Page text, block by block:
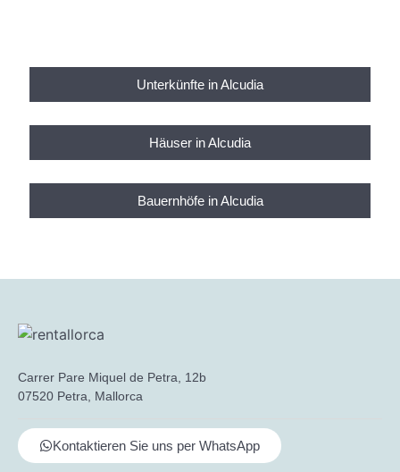
Unterkünfte in Alcudia
Häuser in Alcudia
Bauernhöfe in Alcudia
Carrer Pare Miquel de Petra, 12b
07520 Petra, Mallorca
Kontaktieren Sie uns per WhatsApp